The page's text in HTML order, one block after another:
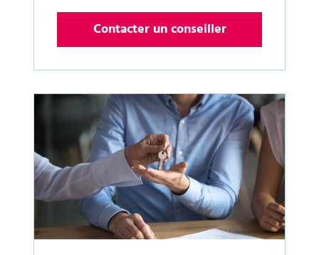
Contacter un conseiller